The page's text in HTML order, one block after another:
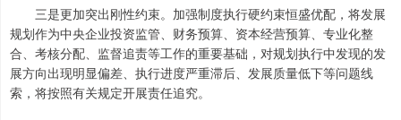
三是更加突出刚性约束。加强制度执行硬约束恒盛优配，将发展
规划作为中央企业投资监管、财务预算、资本经营预算、专业化整
合、考核分配、监督追责等工作的重要基础，对规划执行中发现的发
展方向出现明显偏差、执行进度严重滞后、发展质量低下等问题线
索，将按照有关规定开展责任追究。